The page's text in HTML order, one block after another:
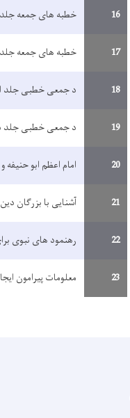
16 خطبه های جمعه
17 خطبه های جمعه
18 د جمعی خطبی جلد
19 د جمعی خطبی جلد
20 امام اعظم ابو حنیفه و
21 آشنایی با بزرگان دین
22 رهنمود های نبوی
23 معلومات پیرامون